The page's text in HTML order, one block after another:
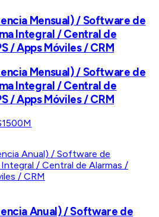
Mensual) / Software de
Integral / Central de
/ Apps Móviles / CRM
Mensual) / Software de
Integral / Central de
/ Apps Móviles / CRM
Anual) / Software de